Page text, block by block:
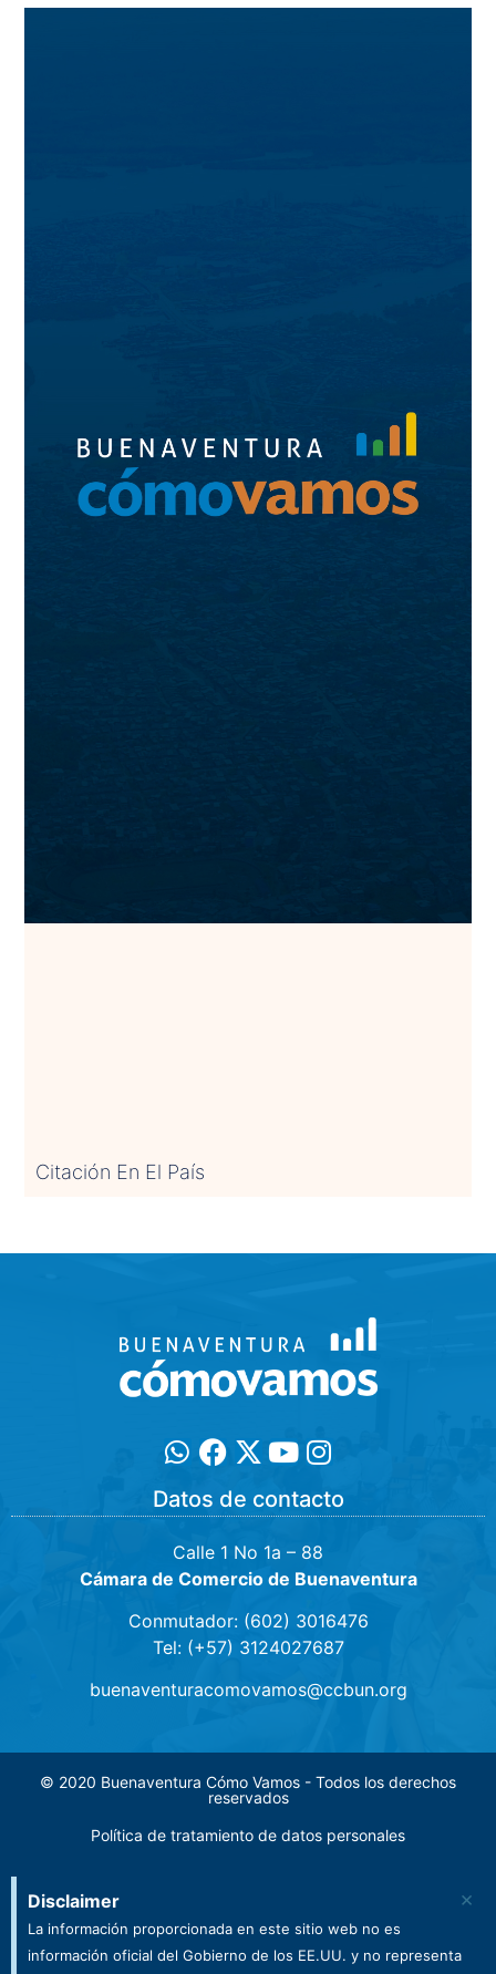
Citación En El País
Datos de contacto
Calle 1 No 1a – 88
Cámara de Comercio de Buenaventura
Conmutador: (602) 3016476
Tel: (+57) 3124027687
buenaventuracomovamos@ccbun.org
© 2020 Buenaventura Cómo Vamos - Todos los derechos
reservados
Política de tratamiento de datos personales
Disclaimer
La información proporcionada en este sitio web no es
información oficial del Gobierno de los EE.UU. y no representa
×